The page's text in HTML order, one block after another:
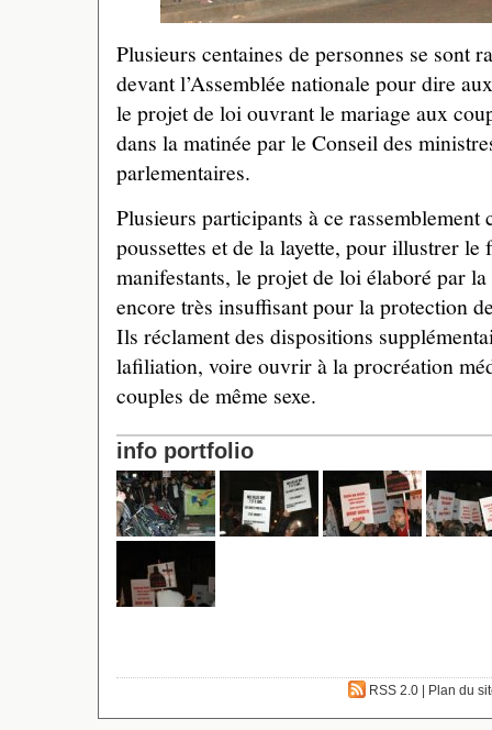
Plusieurs centaines de personnes se sont
devant l’Assemblée nationale pour dire
le projet de loi ouvrant le mariage aux
dans la matinée par le Conseil des
parlementaires.
Plusieurs participants à ce rassemblement
poussettes et de la layette, pour illustrer le
manifestants, le projet de loi élaboré par la
encore très insuffisant pour la protection
Ils réclament des dispositions
lafiliation, voire ouvrir à la procréation
couples de même sexe.
info portfolio
RSS 2.0 Plan du